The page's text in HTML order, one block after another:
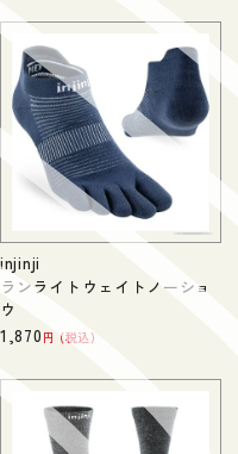
injinji
ランライトウェイトノーショ
ウ
1,870 税込